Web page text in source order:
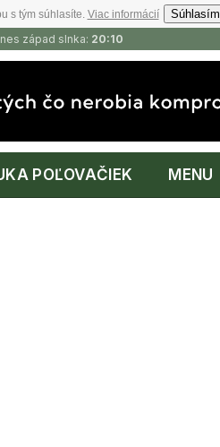
s tým súhlasíte. Viac informácií
Súhlasím
západ slnka: 20:10
POĽOVAČIEK MENU